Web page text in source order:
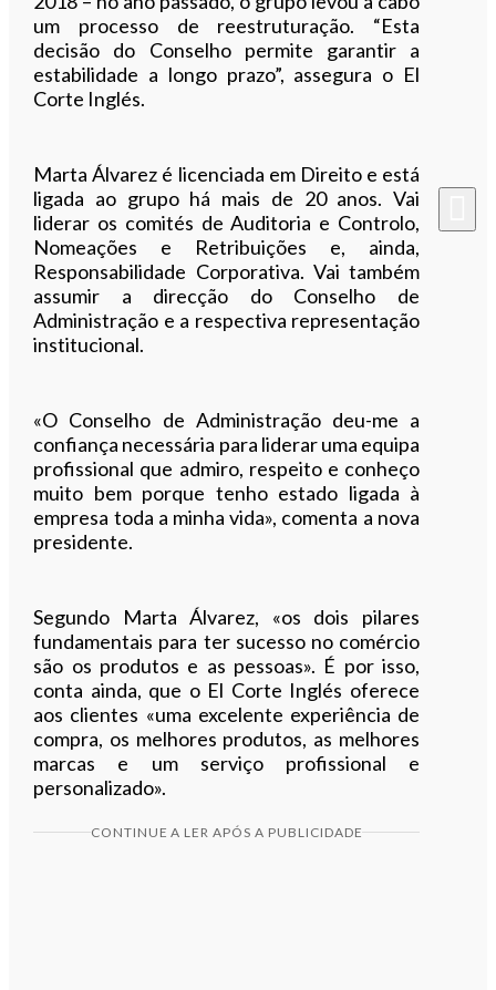
um processo de reestruturação. “Esta
decisão do Conselho permite garantir a
estabilidade a longo prazo”, assegura o El
Corte Inglés.
Marta Álvarez é licenciada em Direito e está
ligada ao grupo há mais de 20 anos. Vai
liderar os comités de Auditoria e Controlo,
Nomeações e Retribuições e, ainda,
Responsabilidade Corporativa. Vai também
assumir a direcção do Conselho de
Administração e a respectiva representação
institucional.
«O Conselho de Administração deu-me a
confiança necessária para liderar uma equipa
profissional que admiro, respeito e conheço
muito bem porque tenho estado ligada à
empresa toda a minha vida», comenta a nova
presidente.
Segundo Marta Álvarez, «os dois pilares
fundamentais para ter sucesso no comércio
são os produtos e as pessoas». É por isso,
conta ainda, que o El Corte Inglés oferece
aos clientes «uma excelente experiência de
compra, os melhores produtos, as melhores
marcas e um serviço profissional e
personalizado».
CONTINUE A LER APÓS A PUBLICIDADE